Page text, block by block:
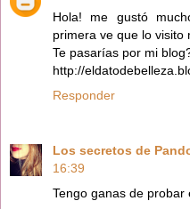
Hola! me gustó
primera ve que lo visito
Te pasarías por mi
http://
Responder
Los secretos de
16:39
Tengo ganas de probar